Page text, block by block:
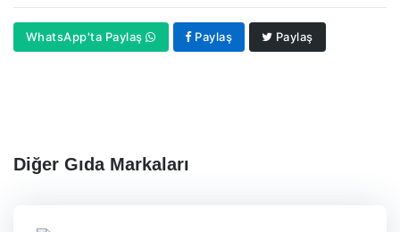
WhatsApp'ta Paylaş Paylaş Paylaş
Diğer Gıda Markaları